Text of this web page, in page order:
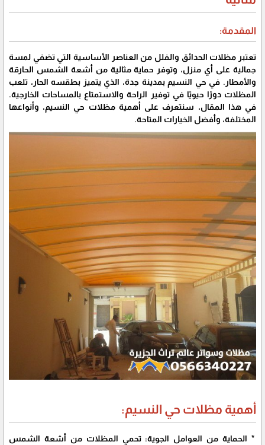
المقدمة:
تعتبر مظلات الحدائق والفلل من العناصر الأساسية التي تضفي لمسة
جمالية على أي منزل، وتوفر حماية مثالية من أشعة الشمس الحارقة
والأمطار. في حي النسيم بمدينة جدة، الذي يتميز بطقسه الحار، تلعب
المظلات دورًا حيويًا في توفير الراحة والاستمتاع بالمساحات الخارجية.
في هذا المقال، سنتعرف على أهمية مظلات حي النسيم، وأنواعها
المختلفة، وأفضل الخيارات المتاحة.
أهمية مظلات حي النسيم:
* الحماية من العوامل الجوية: تحمي المظلات من أشعة الشمس